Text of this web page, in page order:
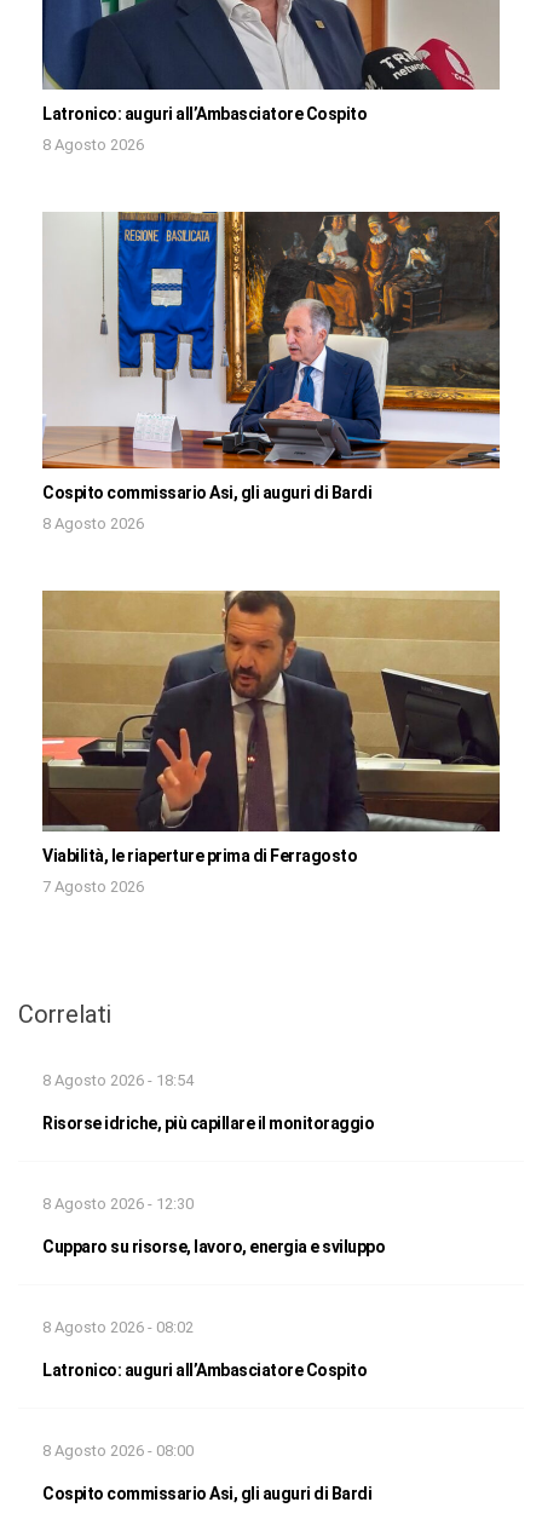
Latronico: auguri all’Ambasciatore Cospito
8 Agosto 2026
Cospito commissario Asi, gli auguri di Bardi
8 Agosto 2026
Viabilità, le riaperture prima di Ferragosto
7 Agosto 2026
Correlati
8 Agosto 2026 - 18:54
Risorse idriche, più capillare il monitoraggio
8 Agosto 2026 - 12:30
Cupparo su risorse, lavoro, energia e sviluppo
8 Agosto 2026 - 08:02
Latronico: auguri all’Ambasciatore Cospito
8 Agosto 2026 - 08:00
Cospito commissario Asi, gli auguri di Bardi